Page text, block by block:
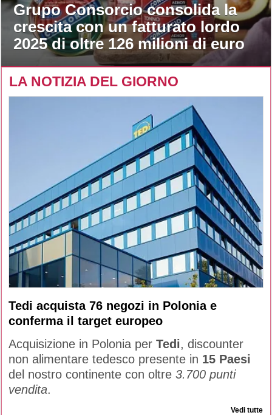
Grupo Consorcio consolida la
crescita con un fatturato lordo
2025 di oltre 126 milioni di euro
LA NOTIZIA DEL GIORNO
Tedi acquista 76 negozi in Polonia e
conferma il target europeo
Acquisizione in Polonia per Tedi, discounter
non alimentare tedesco presente in 15 Paesi
del nostro continente con oltre 3.700 punti
vendita.
Vedi tutte